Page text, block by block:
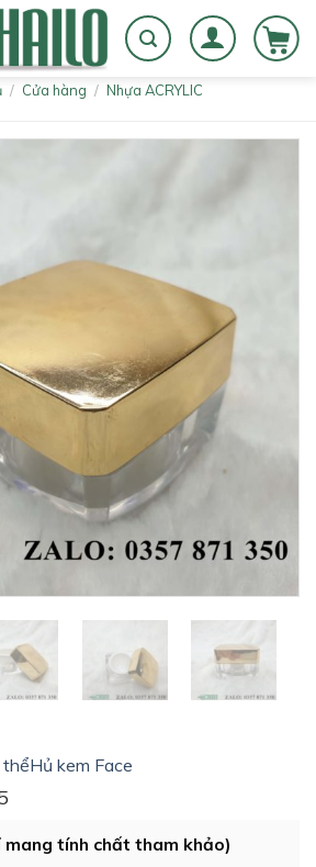
/ Cửa hàng / Nhựa ACRYLIC
thểHủ kem Face
mang tính chất tham khảo)